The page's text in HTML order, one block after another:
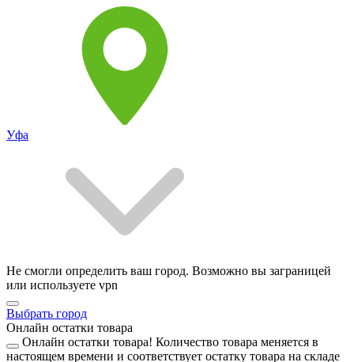
Уфа
Не смогли определить ваш город. Возможно вы заграницей
или используете vpn
Выбрать город
Онлайн остатки товара
Онлайн остатки товара! Количество товара меняется в
настоящем времени и соответствует остатку товара на складе